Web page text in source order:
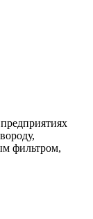
фильтром,